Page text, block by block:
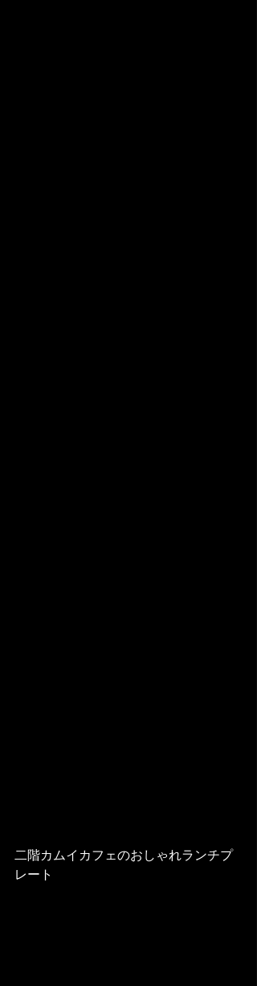
二階カムイカフェのおしゃれランチプ
レート